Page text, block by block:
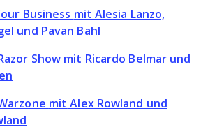
Business mit Alesia Lanzo,
und Pavan Bahl
Show mit Ricardo Belmar und
mit Alex Rowland und